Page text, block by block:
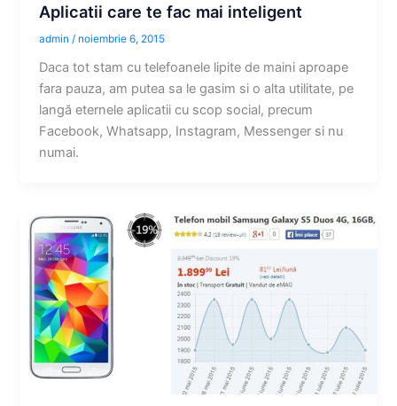
Aplicatii care te fac mai inteligent
admin / noiembrie 6, 2015
Daca tot stam cu telefoanele lipite de maini aproape
fara pauza, am putea sa le gasim si o alta utilitate, pe
langă eternele aplicatii cu scop social, precum
Facebook, Whatsapp, Instagram, Messenger si nu
numai.